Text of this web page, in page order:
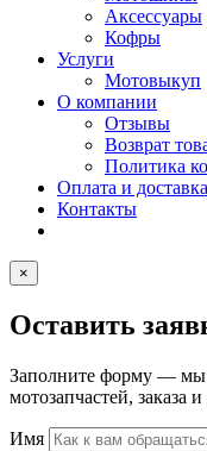
Аксессуары
Кофры
Услуги
Мотовыкуп
О компании
Отзывы
Возврат
Политика
Оплата и доставка
Контакты
×
Оставить
Заполните форму — мы
мотозапчастей, заказа
Имя